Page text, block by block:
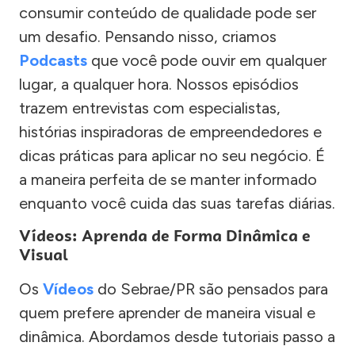
consumir conteúdo de qualidade pode ser
um desafio. Pensando nisso, criamos
Podcasts que você pode ouvir em qualquer
lugar, a qualquer hora. Nossos episódios
trazem entrevistas com especialistas,
histórias inspiradoras de empreendedores e
dicas práticas para aplicar no seu negócio. É
a maneira perfeita de se manter informado
enquanto você cuida das suas tarefas diárias.
Vídeos: Aprenda de Forma Dinâmica e
Visual
Os Vídeos do Sebrae/PR são pensados para
quem prefere aprender de maneira visual e
dinâmica. Abordamos desde tutoriais passo a